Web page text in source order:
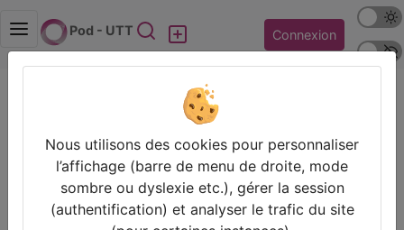
Pod - UTT Rechercher Connexion
Mode
Police
Table ronde SFP 2025 : " Evolution science e…
Prendre des notes
Il n’y a pas de note disponible pour vous pour cette vidéo.
Nous utilisons des cookies pour personnaliser
l’affichage (barre de menu de droite, mode
sombre ou dyslexie etc.), gérer la session
(authentification) et analyser le trafic du site